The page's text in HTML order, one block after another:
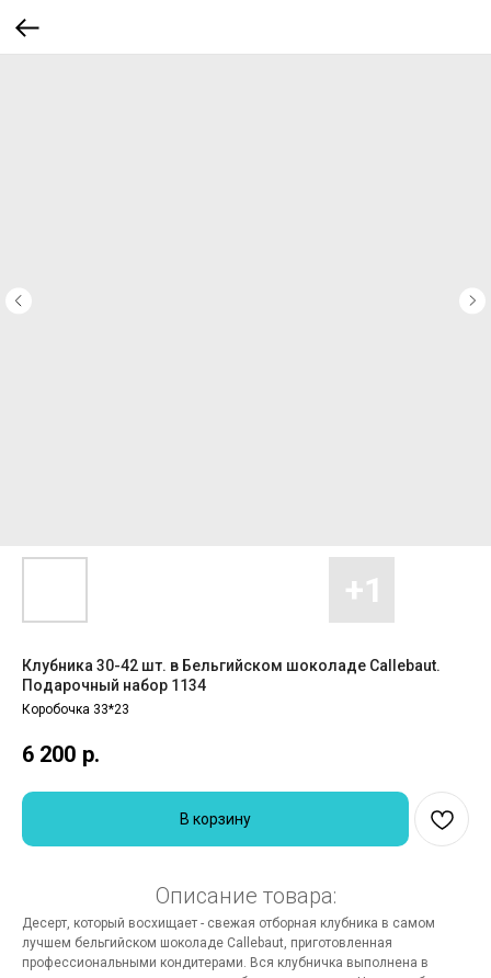
Клубника 30-42 шт. в Бельгийском шоколаде Callebaut.
Подарочный набор 1134
Коробочка 33*23
6 200 р.
В корзину
Описание товара:
Десерт, который восхищает - свежая отборная клубника в самом
лучшем бельгийском шоколаде Callebaut, приготовленная
профессиональными кондитерами. Вся клубничка выполнена в